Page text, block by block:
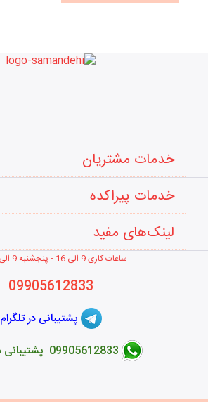
خدمات مشتریان
خدمات پیراکده
لینک‌های مفید
ساعات کاری 9 الی 16 - پنجشنبه 9 الی 12
09905612833
پشتیبانی در تلگرام
09905612833 پشتیبانی در واتساپ